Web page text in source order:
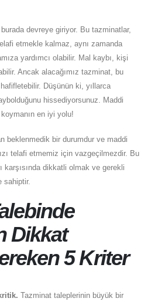
devreye giriyor. Bu tazminatlar,
etmekle kalmaz, aynı zamanda
yardımcı olabilir. Mal kaybı, kişi
Ancak alacağımız tazminat, bu
Düşünün ki, yıllarca
hissediyorsunuz. Maddi
en iyi yolu!
beklenmedik bir durumdur ve maddi
telafi etmemiz için vazgeçilmezdir. Bu
karşısında dikkatli olmak ve gerekli
sahiptir.
Dikkat
5 Kriter
Tazminat taleplerinin büyük bir